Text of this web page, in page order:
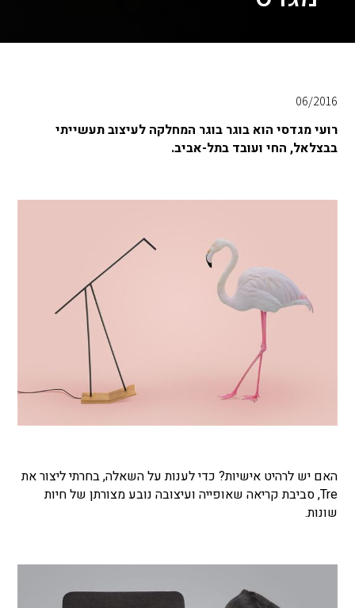
06/2016
רועי מגדסי הוא בוגר בוגר המחלקה לעיצוב תעשייתי
בבצלאל, החי ועובד בתל-אביב.
האם יש לרהיט אישיות? כדי לענות על השאלה, בחרתי ליצור את
Tre, סביבת קריאה שאופייה ועיצובה נובע מצורתן של חיות
שונות.